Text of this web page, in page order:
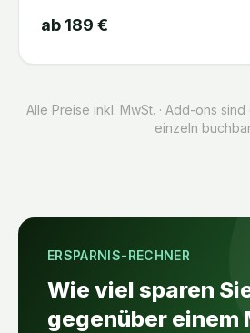
ab 189 €
Alle Preise inkl. MwSt. · Add-ons
einzeln
ERSPARNIS-RECHNER
Wie viel sparen
gegenüber einem